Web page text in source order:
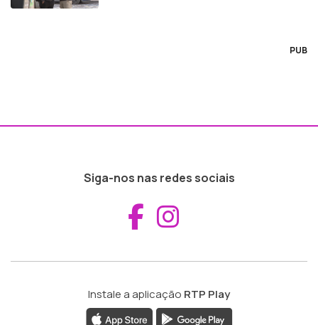
PUB
Siga-nos nas redes sociais
Aceder ao
Instale a aplicação RTP Play